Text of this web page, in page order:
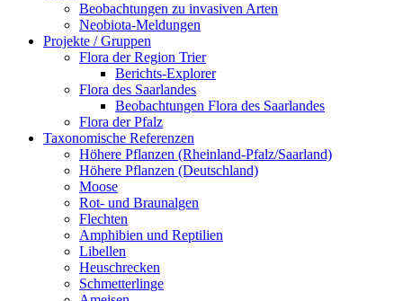
Beobachtungen zu invasiven Arten
Neobiota-Meldungen
Projekte / Gruppen
Flora der Region Trier
Berichts-Explorer
Flora des Saarlandes
Beobachtungen Flora des Saarlandes
Flora der Pfalz
Taxonomische Referenzen
Höhere Pflanzen (Rheinland-Pfalz/Saarland)
Höhere Pflanzen (Deutschland)
Moose
Rot- und Braunalgen
Flechten
Amphibien und Reptilien
Libellen
Heuschrecken
Schmetterlinge